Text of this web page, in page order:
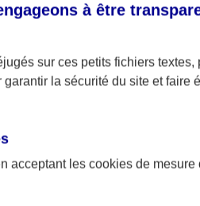
à être
sur ces petits fichiers
la sécurité du site et
acceptant les cookies de mesure